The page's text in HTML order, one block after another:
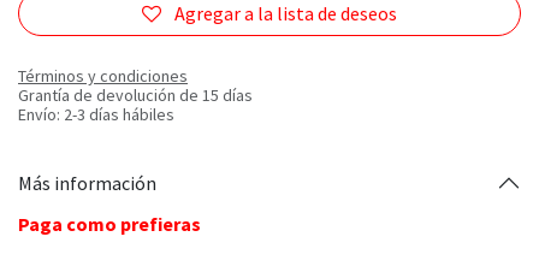
Agregar a la lista de deseos
Términos y condiciones
Grantía de devolución de 15 días
Envío: 2-3 días hábiles
Más información
Paga como prefieras